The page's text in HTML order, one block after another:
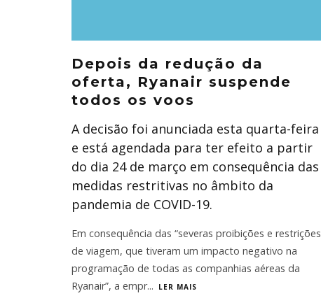
Depois da redução da
oferta, Ryanair suspende
todos os voos
A decisão foi anunciada esta quarta-feira
e está agendada para ter efeito a partir
do dia 24 de março em consequência das
medidas restritivas no âmbito da
pandemia de COVID-19.
Em consequência das “severas proibições e restrições
de viagem, que tiveram um impacto negativo na
programação de todas as companhias aéreas da
Ryanair”, a empr... LER MAIS